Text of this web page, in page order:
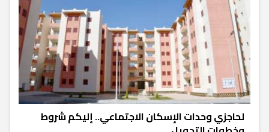
لحاجزي وحدات الإسكان الاجتماعي.. إليكم شروط